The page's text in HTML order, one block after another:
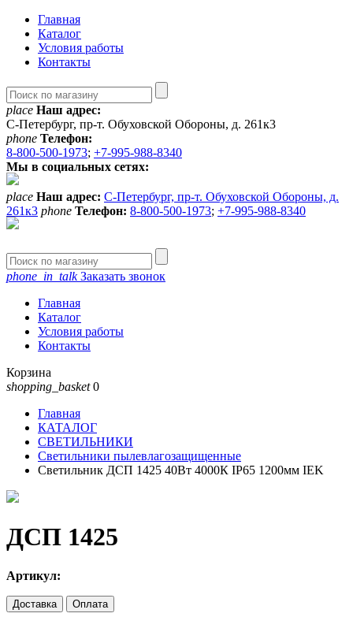
Главная
Каталог
Условия работы
Контакты
place Наш адрес:
С-Петербург, пр-т. Обуховской Обороны, д. 261к3
phone Телефон:
8-800-500-1973; +7-995-988-8340
Мы в социальных сетях:
place Наш адрес: С-Петербург, пр-т. Обуховской Обороны, д.
261к3 phone Телефон: 8-800-500-1973; +7-995-988-8340
phone_in_talkЗаказать звонок
Главная
Каталог
Условия работы
Контакты
Корзина
shopping_basket 0
Главная
КАТАЛОГ
СВЕТИЛЬНИКИ
Светильники пылевлагозащищенные
Светильник ДСП 1425 40Вт 4000К IP65 1200мм IEK
ДСП 1425
Артикул:
Доставка Оплата